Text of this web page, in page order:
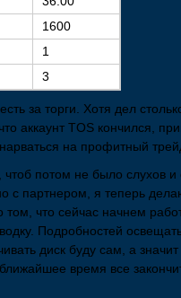
1600
1
3
за торги. Хотя дел
аккаунт TOS кончился,
на профитный
, чтоб потом не было слухов
с партнером, я теперь
том, что сейчас начнем
Подробностей
диск буду сам, а
время все